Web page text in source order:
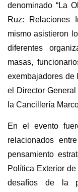
denominado “La
Ruz: Relaciones
mismo asistieron
diferentes
masas,
exembajadores de
el Director
la Cancillería
En el evento
relacionados
pensamiento
Política Exterior
desafíos de la